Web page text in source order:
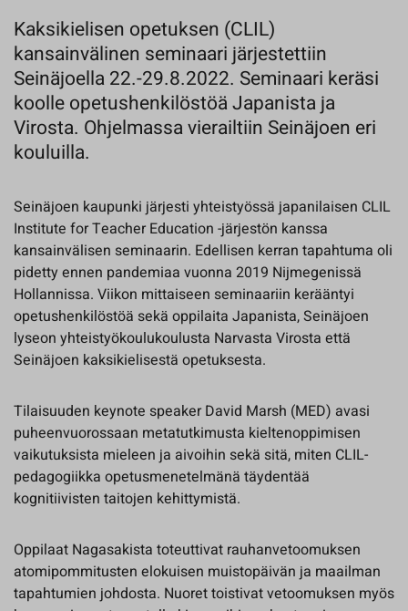
Kaksikielisen opetuksen (CLIL)
kansainvälinen seminaari järjestettiin
Seinäjoella 22.-29.8.2022. Seminaari keräsi
koolle opetushenkilöstöä Japanista ja
Virosta. Ohjelmassa vierailtiin Seinäjoen eri
kouluilla.
Seinäjoen kaupunki järjesti yhteistyössä japanilaisen CLIL
Institute for Teacher Education -järjestön kanssa
kansainvälisen seminaarin. Edellisen kerran tapahtuma oli
pidetty ennen pandemiaa vuonna 2019 Nijmegenissä
Hollannissa. Viikon mittaiseen seminaariin kerääntyi
opetushenkilöstöä sekä oppilaita Japanista, Seinäjoen
lyseon yhteistyökoulukoulusta Narvasta Virosta että
Seinäjoen kaksikielisestä opetuksesta.
Tilaisuuden keynote speaker David Marsh (MED) avasi
puheenvuorossaan metatutkimusta kieltenoppimisen
vaikutuksista mieleen ja aivoihin sekä sitä, miten CLIL-
pedagogiikka opetusmenetelmänä täydentää
kognitiivisten taitojen kehittymistä.
Oppilaat Nagasakista toteuttivat rauhanvetoomuksen
atomipommitusten elokuisen muistopäivän ja maailman
tapahtumien johdosta. Nuoret toistivat vetoomuksen myös